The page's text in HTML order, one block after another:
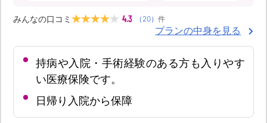
みんなの口コミ 4.3 （ 20） 件
プランの中身を見る
持病や入院・手術経験のある方も入りやす
い医療保険です。
日帰り入院から保障